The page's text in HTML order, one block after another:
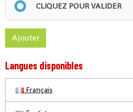
CLIQUEZ POUR VALIDER
Ajouter
Langues disponibles
Français